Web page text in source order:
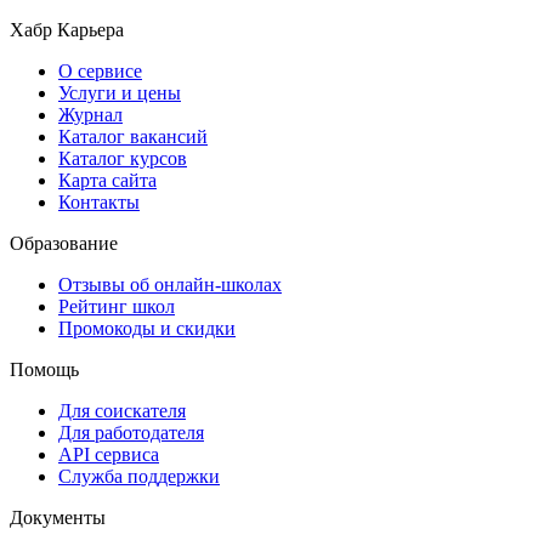
Хабр Карьера
О сервисе
Услуги и цены
Журнал
Каталог вакансий
Каталог курсов
Карта сайта
Контакты
Образование
Отзывы об онлайн-школах
Рейтинг школ
Промокоды и скидки
Помощь
Для соискателя
Для работодателя
API сервиса
Служба поддержки
Документы